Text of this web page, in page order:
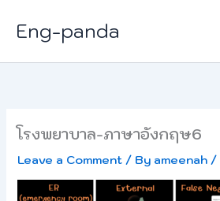
content
Eng-panda
โรงพยาบาล-ภาษาอังกฤษ6
Leave a Comment / By ameenah/